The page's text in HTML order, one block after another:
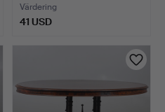
Värdering
41 USD